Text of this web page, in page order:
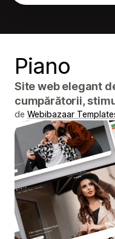
Piano
Site web elegant
cumpărătorii,
de Webibazaar